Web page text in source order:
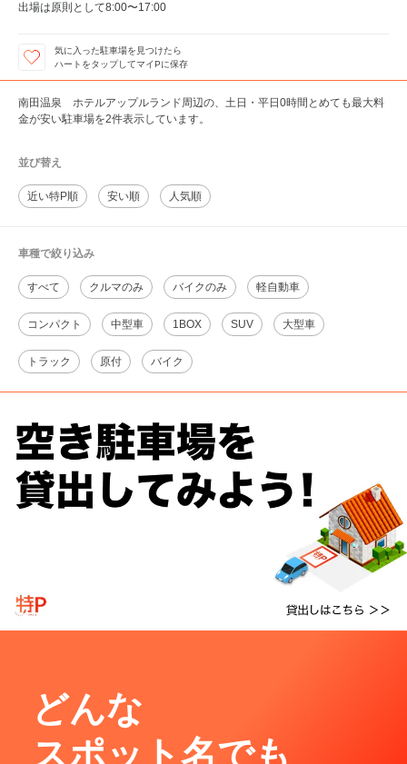
出場は原則として8:00〜17:00
気に入った駐車場を見つけたら
ハートをタップしてマイPに保存
南田温泉 ホテルアップルランド周辺の、土日・平日0時間とめても最大料
金が安い駐車場を2件表示しています。
並び替え
近い特P順 安い順 人気順
車種で絞り込み
すべて クルマのみ バイクのみ 軽自動車
コンパクト 中型車 1BOX SUV 大型車
トラック 原付 バイク
どんな
スポット名でも